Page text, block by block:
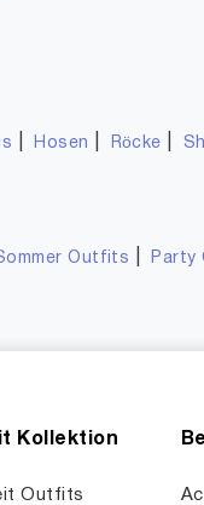
Hosen Röcke
Outfits Party
Kollektion
Outfits